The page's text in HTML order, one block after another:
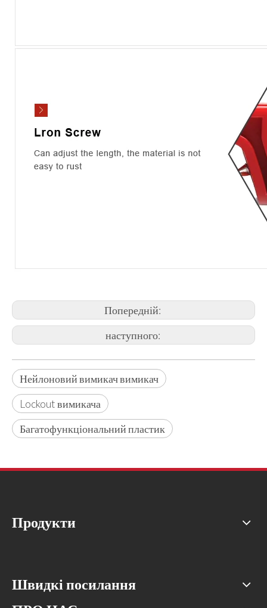
Попередній:
наступного:
Нейлоновий вимикач вимикач
Lockout вимикача
Багатофункціональний пластик
Продукти
Швидкі посилання